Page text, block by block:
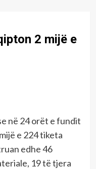
2 mijë e
në 24 orët e fundit
e 224 tiketa
edhe 46
19 të tjera